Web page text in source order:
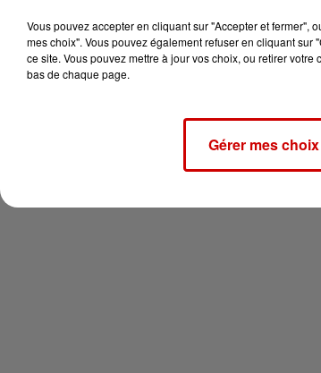
Vous pouvez accepter en cliquant sur "Accepter et fermer",
mes choix". Vous pouvez également refuser en cliquant
ce site. Vous pouvez mettre à jour vos choix, ou retirer
bas de chaque page.
Gérer mes choix